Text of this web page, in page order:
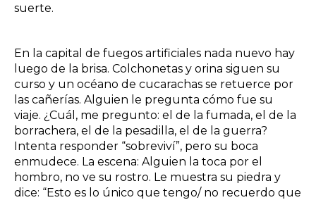
suerte.
En la capital de fuegos artificiales nada nuevo hay
luego de la brisa. Colchonetas y orina siguen su
curso y un océano de cucarachas se retuerce por
las cañerías. Alguien le pregunta cómo fue su
viaje. ¿Cuál, me pregunto: el de la fumada, el de la
borrachera, el de la pesadilla, el de la guerra?
Intenta responder “sobreviví”, pero su boca
enmudece. La escena: Alguien la toca por el
hombro, no ve su rostro. Le muestra su piedra y
dice: “Esto es lo único que tengo/ no recuerdo que